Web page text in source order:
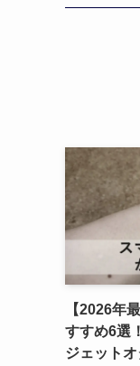
【2026年
すすめ6選
ジェット